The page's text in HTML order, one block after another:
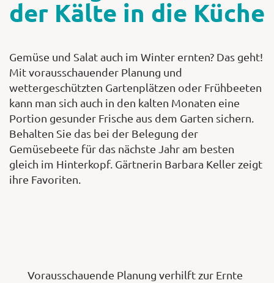
der Kälte in die Küche
Gemüse und Salat auch im Winter ernten? Das geht!
Mit vorausschauender Planung und
wettergeschützten Gartenplätzen oder Frühbeeten
kann man sich auch in den kalten Monaten eine
Portion gesunder Frische aus dem Garten sichern.
Behalten Sie das bei der Belegung der
Gemüsebeete für das nächste Jahr am besten
gleich im Hinterkopf. Gärtnerin Barbara Keller zeigt
ihre Favoriten.
Vorausschauende Planung verhilft zur Ernte